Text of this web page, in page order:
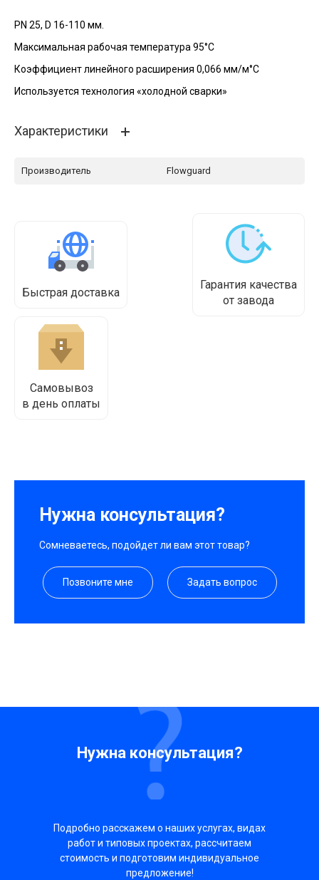
PN 25, D 16-110 мм.
Максимальная рабочая температура 95°С
Коэффициент линейного расширения 0,066 мм/м°С
Используется технология «холодной сварки»
Характеристики
Производитель Flowguard
Быстрая доставка
Гарантия качества
от завода
Самовывоз
в день оплаты
Нужна консультация?
Сомневаетесь, подойдет ли вам этот товар?
Позвоните мне Задать вопрос
Нужна консультация?
Подробно расскажем о наших услугах, видах
работ и типовых проектах, рассчитаем
стоимость и подготовим индивидуальное
предложение!